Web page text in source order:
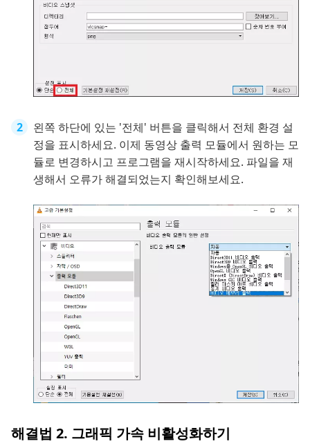
왼쪽 하단에 있는 '전체' 버튼을 클릭해서 전체 환경 설
정을 표시하세요. 이제 동영상 출력 모듈에서 원하는 모
듈로 변경하시고 프로그램을 재시작하세요. 파일을 재
생해서 오류가 해결되었는지 확인해보세요.
해결법 2. 그래픽 가속 비활성화하기